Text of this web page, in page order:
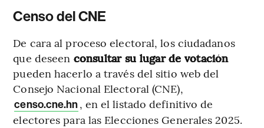
Censo del CNE
De cara al proceso electoral, los ciudadanos
que deseen consultar su lugar de votación
pueden hacerlo a través del sitio web del
Consejo Nacional Electoral (CNE),
censo.cne.hn, en el listado definitivo de
electores para las Elecciones Generales 2025.